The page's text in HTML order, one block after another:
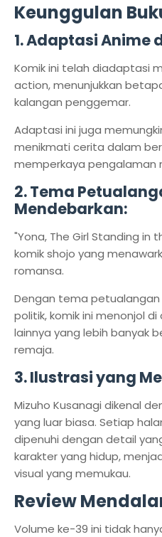
Keunggulan
1. Adaptasi Anime
Komik ini telah diadaptasi
action, menunjukkan
kalangan penggemar.
Adaptasi ini juga
menikmati cerita dalam
memperkaya pengalaman
2. Tema
Mendebarkan:
"Yona, The Girl Standing in
komik shojo yang
romansa.
Dengan tema petualangan
politik, komik ini menonjol
lainnya yang lebih banyak
remaja.
3. Ilustrasi yang
Mizuho Kusanagi dikenal
yang luar biasa. Setiap
dipenuhi dengan detail
karakter yang hidup,
visual yang memukau.
Review
Volume ke-39 ini tidak